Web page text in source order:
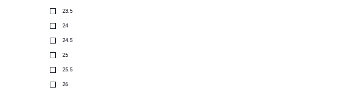
23.5
24
24.5
25
25.5
26